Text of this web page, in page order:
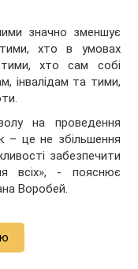
значно зменшує
хто в умовах
тими, хто сам собі
інвалідам та тими,
на проведення
– це не збільшення
забезпечити
всіх», - пояснює
Воробей.